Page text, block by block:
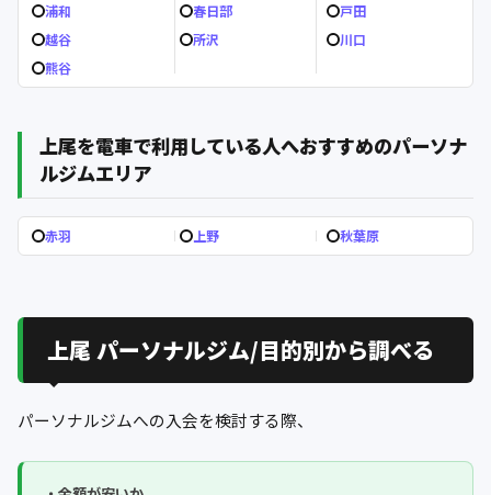
浦和
春日部
戸田
越谷
所沢
川口
熊谷
上尾を電車で利用している人へおすすめのパーソナ
ルジムエリア
赤羽 上野 秋葉原
上尾 パーソナルジム/目的別から調べる
パーソナルジムへの入会を検討する際、